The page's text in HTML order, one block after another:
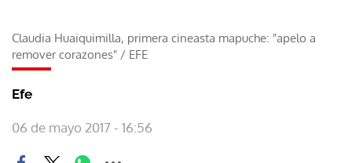
Claudia Huaiquimilla, primera cineasta mapuche: "apelo a
remover corazones" / EFE
Efe
06 de mayo 2017 - 16:56